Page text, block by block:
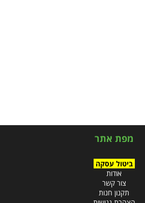
מפת אתר
ביטול עסקה
אודות
צור קשר
תקנון חנות